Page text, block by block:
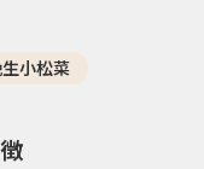
小松菜